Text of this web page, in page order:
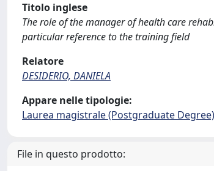
Titolo inglese
The role of the manager of health care
particular reference to the training field
Relatore
DESIDERIO, DANIELA
Appare nelle tipologie:
Laurea magistrale (Postgraduate Degree)
File in questo prodotto: